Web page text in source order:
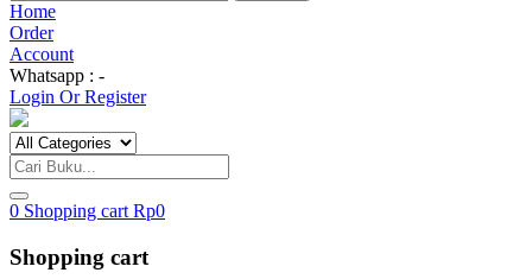
Home
Order
Account
Whatsapp : -
Login Or Register
0 Shopping cart Rp0
Shopping cart